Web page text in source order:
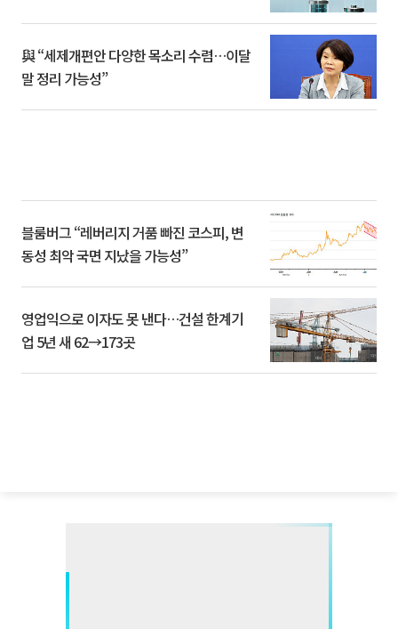
與 “세제개편안 다양한 목소리 수렴…이달
말 정리 가능성”
블룸버그 “레버리지 거품 빠진 코스피, 변
동성 최악 국면 지났을 가능성”
영업익으로 이자도 못 낸다…건설 한계기
업 5년 새 62→173곳